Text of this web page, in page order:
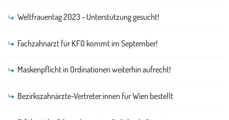
Weltfrauentag 2023 - Unterstützung gesucht!
Fachzahnarzt für KFO kommt im September!
Maskenpflicht in Ordinationen weiterhin aufrecht!
Bezirkszahnärzte-Vertreter:innen für Wien bestellt